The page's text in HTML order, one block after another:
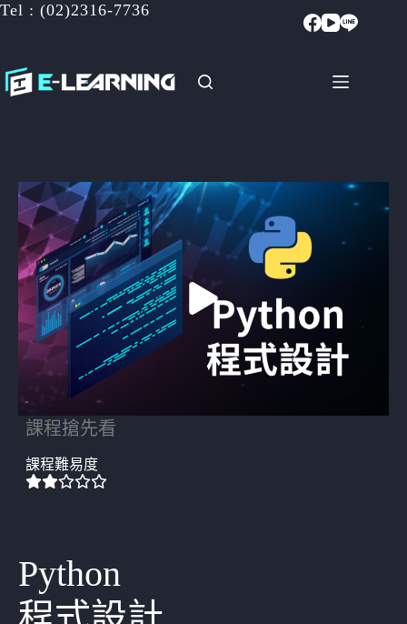
跳
要
內
Tel : (02)2316-7736
課程搶先看
課程難易度
Python